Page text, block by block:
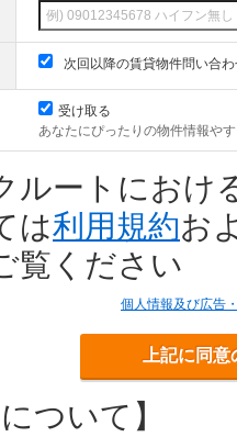
次回以降の賃貸物件問い合
受け取る
あなたにぴったりの物件情報や
ルートにおけ
は利用規約お
覧ください
個人情報及び広告
上記に同
ついて】